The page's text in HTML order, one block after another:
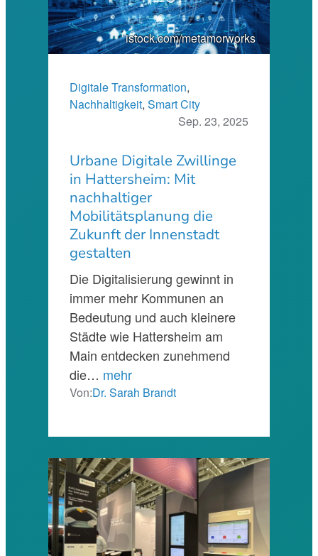
istock.com/metamorworks
Digitale Transformation
Nachhaltigkeit, Smart City
Sep. 23, 2025
Urbane Digitale Zwillinge
in Hattersheim: Mit
nachhaltiger
Mobilitätsplanung die
Zukunft der Innenstadt
gestalten
Die Digitalisierung gewinnt in
immer mehr Kommunen an
Bedeutung und auch kleinere
Städte wie Hattersheim am
Main entdecken zunehmend
die… mehr
Von:Dr. Sarah Brandt